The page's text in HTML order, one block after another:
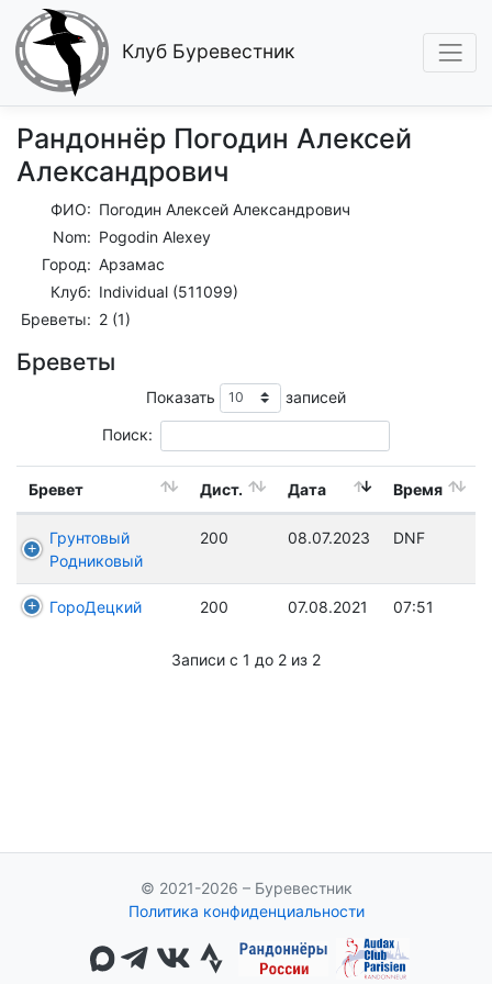
Клуб Буревестник
Рандоннёр Погодин Алексей
Александрович
ФИО: Погодин Алексей Александрович
Nom: Pogodin Alexey
Город: Арзамас
Клуб: Individual (511099)
Бреветы: 2 (1)
Бреветы
Показать записей
Поиск:
Бревет Дист. Дата Время
Грунтовый
Родниковый
200 08.07.2023 DNF
ГороДецкий 200 07.08.2021 07:51
Записи с 1 до 2 из 2
© 2021-2026 – Буревестник
Политика конфиденциальности